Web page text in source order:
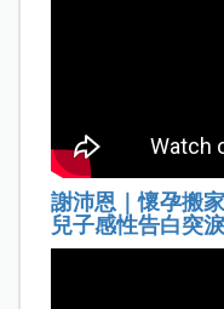
謝沛恩｜懷孕搬
兒子感性告白突